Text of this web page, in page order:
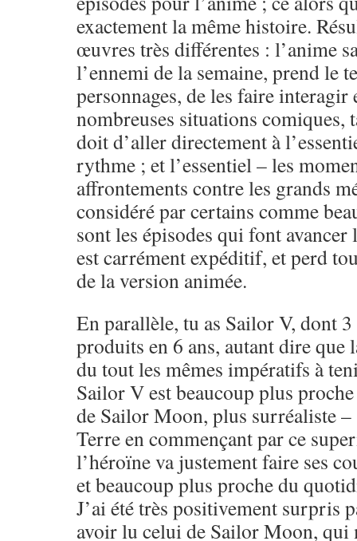
exactement la même histoire.
œuvres très différentes : l’anime
l’ennemi de la semaine, prend le
personnages, de les faire interagir
nombreuses situations comiques,
doit d’aller directement à
rythme ; et l’essentiel – les
affrontements contre les grands
considéré par certains comme
sont les épisodes qui font
est carrément expéditif, et perd
de la version animée.
En parallèle, tu as Sailor V, dont
produits en 6 ans, autant dire que
du tout les mêmes impératifs à
Sailor V est beaucoup plus
de Sailor Moon, plus surréaliste
Terre en commençant par ce
l’héroïne va justement faire ses
et beaucoup plus proche du
J’ai été très positivement surpris
avoir lu celui de Sailor Moon, qui